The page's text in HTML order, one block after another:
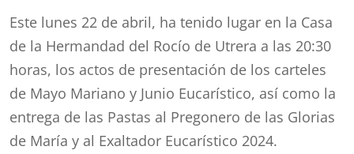
Este lunes 22 de abril, ha tenido lugar en la Casa
de la Hermandad del Rocío de Utrera a las 20:30
horas, los actos de presentación de los carteles
de Mayo Mariano y Junio Eucarístico, así como la
entrega de las Pastas al Pregonero de las Glorias
de María y al Exaltador Eucarístico 2024.